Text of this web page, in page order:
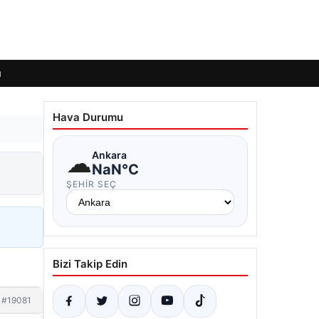
#19081
Hava Durumu
☁Ankara
NaN°C
ŞEHIR SEÇ
Bizi Takip Edin